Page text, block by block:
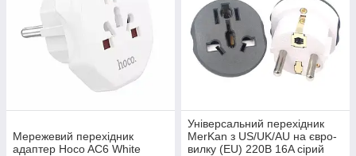
Мережевий перехідник
адаптер Hoco AC6 White
Універсальний перехідник
MerKan з US/UK/AU на євро-
вилку (EU) 220В 16A cірий